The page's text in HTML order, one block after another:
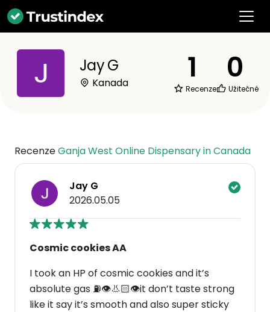
Jay G
Kanada 1
Recenze
0
Užitečné
RecenzeGanja West Online Dispensary in Canada
Jay G
2026.05.05
Cosmic cookies AA
I took an HP of cosmic cookies and it’s
absolute gas ⛽️👁️👃🏻👁️it don’t taste strong
like it say it’s smooth and also super sticky